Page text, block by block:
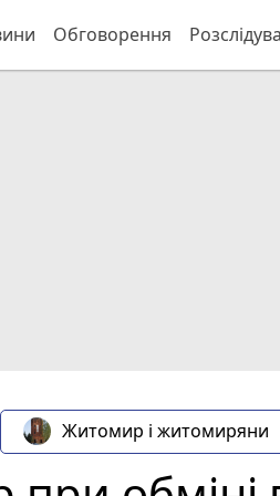
Обговорення
Житомир і житомиряни